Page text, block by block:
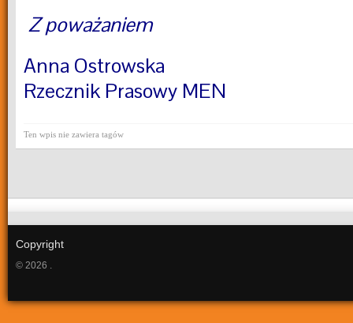
Z poważaniem
Anna Ostrowska
Rzecznik Prasowy MEN
Ten wpis nie zawiera tagów
Copyright
© 2026 .